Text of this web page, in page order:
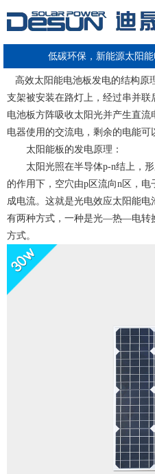
低碳环保，新能源太阳
高效太阳能电池板发电的结构原
支架被安装在路灯上，经过串并联
电池板方阵吸收太阳光并产生直流
电器使用的交流电，剩余的电能可
太阳能板的发电原理：
太阳光照在半导体p-n结上，形
的作用下，空穴由p区流向n区，
成电流。这就是光电效应太阳能
有两种方式，一种是光—热—电转
方式。